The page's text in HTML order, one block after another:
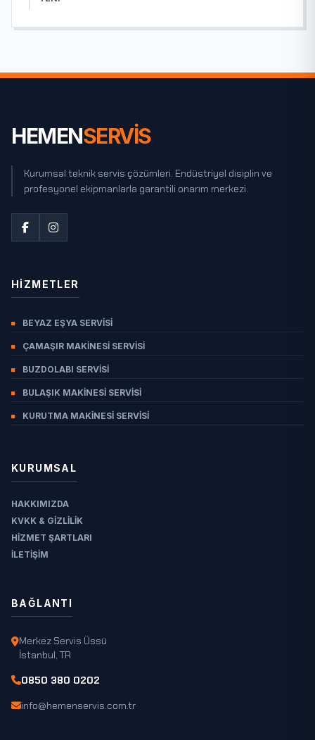
HEMENSERVİS
Kurumsal teknik servis çözümleri. Endüstriyel disiplin ve
profesyonel ekipmanlarla garantili onarım merkezi.
HIZMETLER
BEYAZ EŞYA SERVISI
ÇAMAŞIR MAKINESI SERVISI
BUZDOLABI SERVISI
BULAŞIK MAKINESI SERVISI
KURUTMA MAKINESI SERVISI
KURUMSAL
HAKKIMIZDA
KVKK & GIZLILIK
HIZMET ŞARTLARI
İLETIŞIM
BAĞLANTI
Merkez Servis Üssü
İstanbul, TR
0850 380 0202
info@hemenservis.com.tr